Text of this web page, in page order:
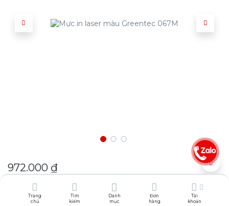
Trang
chủ
Tìm
kiếm
Danh
mục
Đơn
hàng
Tài
khoản
972.000 ₫
Chọn địa điểm để xem trước phí vận chuyển: